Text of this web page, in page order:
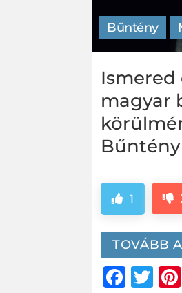
Bűntény
Ismered
magyar
1
TOVÁBB